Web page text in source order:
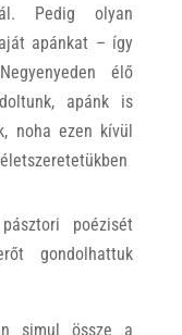
Pedig olyan
apánkat – így
élő
apánk is
noha ezen kívül
poézisét
gondolhattuk
simul össze a